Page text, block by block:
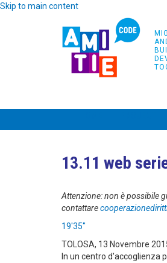
Skip to main content
13.11 web
Attenzione: non è possibile
contattare
19'35''
TOLOSA, 13 Novembre
In un centro d'accoglienza